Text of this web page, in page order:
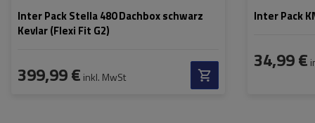
Inter Pack Stella 480 Dachbox schwarz
Kevlar (Flexi Fit G2)
399,99 € inkl. MwSt
Inter Pack
34,99 €